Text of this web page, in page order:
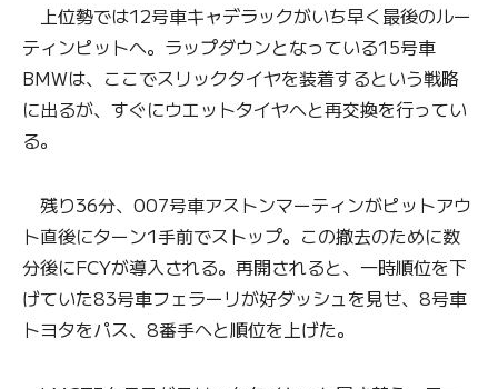
上位勢では12号車キャデラックがいち早く最後のルー
ティンピットへ。ラップダウンとなっている15号車
BMWは、ここでスリックタイヤを装着するという戦略
に出るが、すぐにウエットタイヤへと再交換を行ってい
る。
残り36分、007号車アストンマーティンがピットアウ
ト直後にターン1手前でストップ。この撤去のために数
分後にFCYが導入される。再開されると、一時順位を下
げていた83号車フェラーリが好ダッシュを見せ、8号車
トヨタをパス、8番手へと順位を上げた。